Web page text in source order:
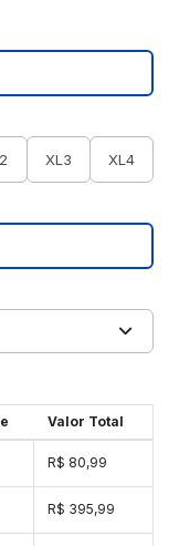
XL3 XL4
Valor Total
R$ 80,99
R$ 395,99